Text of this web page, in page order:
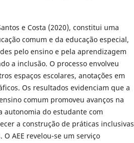
e Costa (2020), constitui uma
comum e da educação especial,
pelo ensino e pela aprendizagem
a inclusão. O processo envolveu
espaços escolares, anotações em
Os resultados evidenciam que a
comum promoveu avanços na
autonomia do estudante com
a construção de práticas inclusivas
AEE revelou-se um serviço